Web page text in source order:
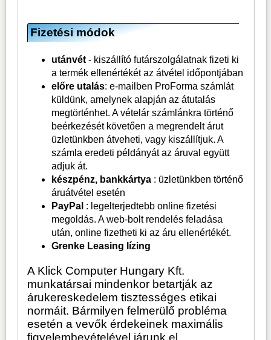
Fizetési módok
utánvét - kiszállító futárszolgálatnak fizeti ki
a termék ellenértékét az átvétel időpontjában
előre utalás: e-mailben ProForma számlát
küldünk, amelynek alapján az átutalás
megtörténhet. A vételár számlánkra történő
beérkezését követően a megrendelt árut
üzletünkben átveheti, vagy kiszállítjuk. A
számla eredeti példányát az áruval együtt
adjuk át.
készpénz, bankkártya : üzletünkben történő
áruátvétel esetén
PayPal : legelterjedtebb online fizetési
megoldás. A web-bolt rendelés feladása
után, online fizetheti ki az áru ellenértékét.
Grenke Leasing lízing
A Klick Computer Hungary Kft.
munkatársai mindenkor betartják az
árukereskedelem tisztességes etikai
normáit. Bármilyen felmerülő probléma
esetén a vevők érdekeinek maximális
figyelembevételével járunk el.